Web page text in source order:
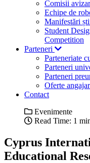
Comisii
Echipe de
Manifestări
Student
Competition
Parteneri
Parteneriate
Parteneri
Parteneri
Oferte
Contact
Evenimente
Read Time: 1
Cyprus
Educational